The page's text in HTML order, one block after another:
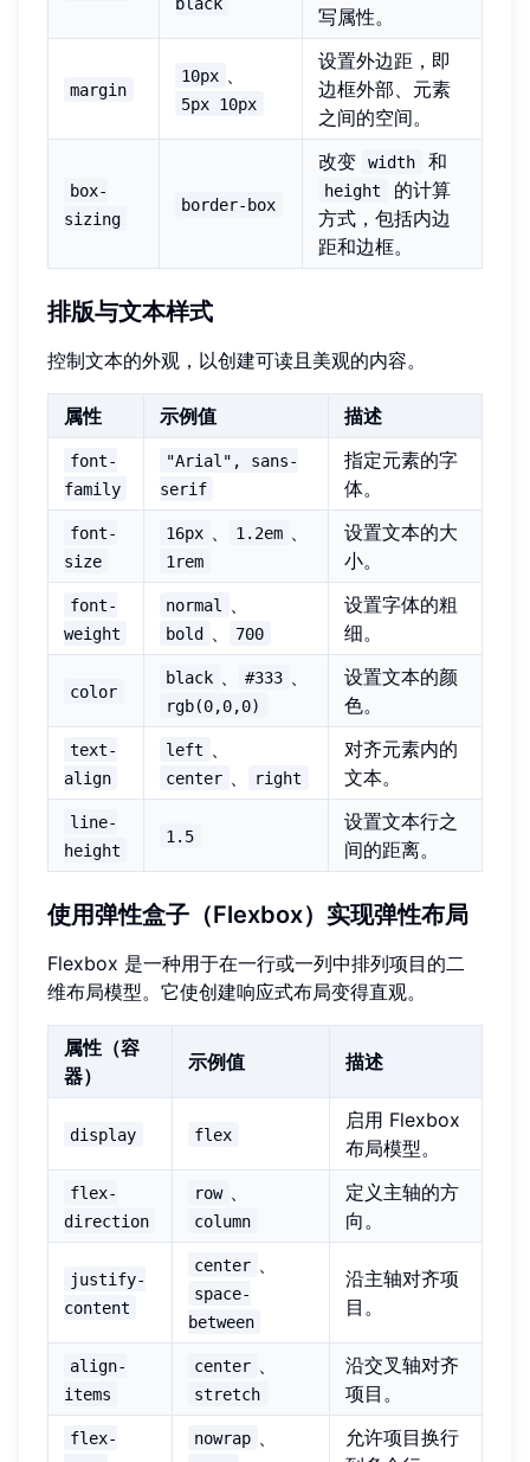
写属性。
margin
10px
5px 10px
设置外边距，即
边框外部、元素
之间的空间。
box-
sizing
border-box
改变 width 和
height
的计算
方式，包括内边
距和边框。
排版与文本样式
控制文本的外观，以创建可读且美观的内容。
属性 示例值 描述
font-
family
"Arial", sans-
serif
指定元素的字
体。
font-
size
16px 1.2em
1rem
设置文本的大
小。
font-
weight
normal
bold 700
设置字体的粗
细。
color
black #333
rgb(0,0,0)
设置文本的颜
色。
text-
align
left
center right
对齐元素内的
文本。
line-
height
1.5
设置文本行之
间的距离。
使用弹性盒子（Flexbox）实现弹性布局
Flexbox 是一种用于在一行或一列中排列项目的二
维布局模型。它使创建响应式布局变得直观。
属性（容
器）
示例值 描述
display flex
启用 Flexbox
布局模型。
flex-
direction
row
column
定义主轴的方
向。
justify-
content
center
space-
between
沿主轴对齐项
目。
align-
items
center
stretch
沿交叉轴对齐
项目。
flex-
nowrap
允许项目换行